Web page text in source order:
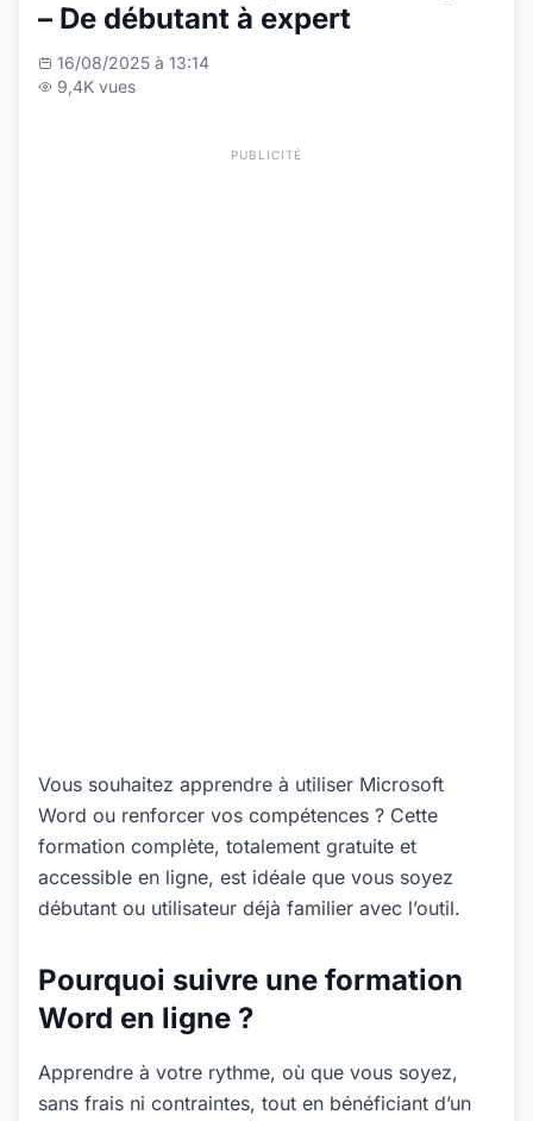
– De débutant à expert
16/08/2025 à 13:14
9,4K vues
PUBLICITÉ
Vous souhaitez apprendre à utiliser Microsoft
Word ou renforcer vos compétences ? Cette
formation complète, totalement gratuite et
accessible en ligne, est idéale que vous soyez
débutant ou utilisateur déjà familier avec l’outil.
Pourquoi suivre une formation
Word en ligne ?
Apprendre à votre rythme, où que vous soyez,
sans frais ni contraintes, tout en bénéficiant d’un